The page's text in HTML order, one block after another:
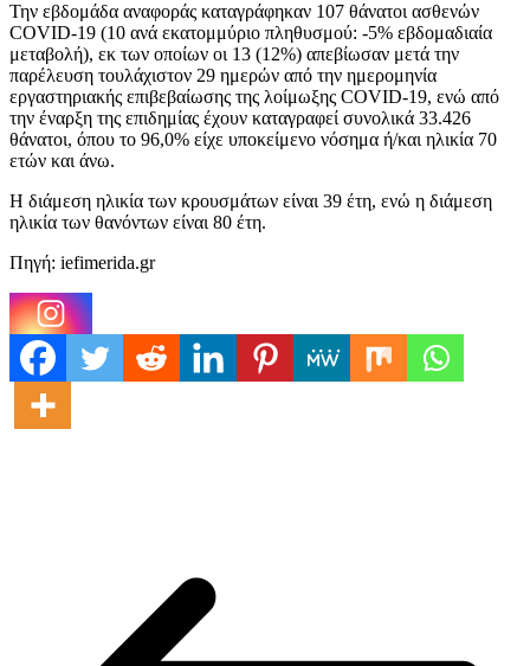
Την εβδομάδα αναφοράς καταγράφηκαν 107 θάνατοι ασθενών
COVID-19 (10 ανά εκατομμύριο πληθυσμού: -5% εβδομαδιαία
μεταβολή), εκ των οποίων οι 13 (12%) απεβίωσαν μετά την
παρέλευση τουλάχιστον 29 ημερών από την ημερομηνία
εργαστηριακής επιβεβαίωσης της λοίμωξης COVID-19, ενώ από
την έναρξη της επιδημίας έχουν καταγραφεί συνολικά 33.426
θάνατοι, όπου το 96,0% είχε υποκείμενο νόσημα ή/και ηλικία 70
ετών και άνω.
Η διάμεση ηλικία των κρουσμάτων είναι 39 έτη, ενώ η διάμεση
ηλικία των θανόντων είναι 80 έτη.
Πηγή: iefimerida.gr